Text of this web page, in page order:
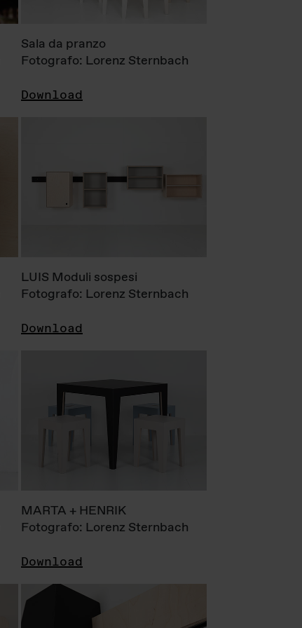
Sala da pranzo
Fotografo: Lorenz Sternbach
Download
LUIS Moduli sospesi
Fotografo: Lorenz Sternbach
Download
MARTA + HENRIK
Fotografo: Lorenz Sternbach
Download